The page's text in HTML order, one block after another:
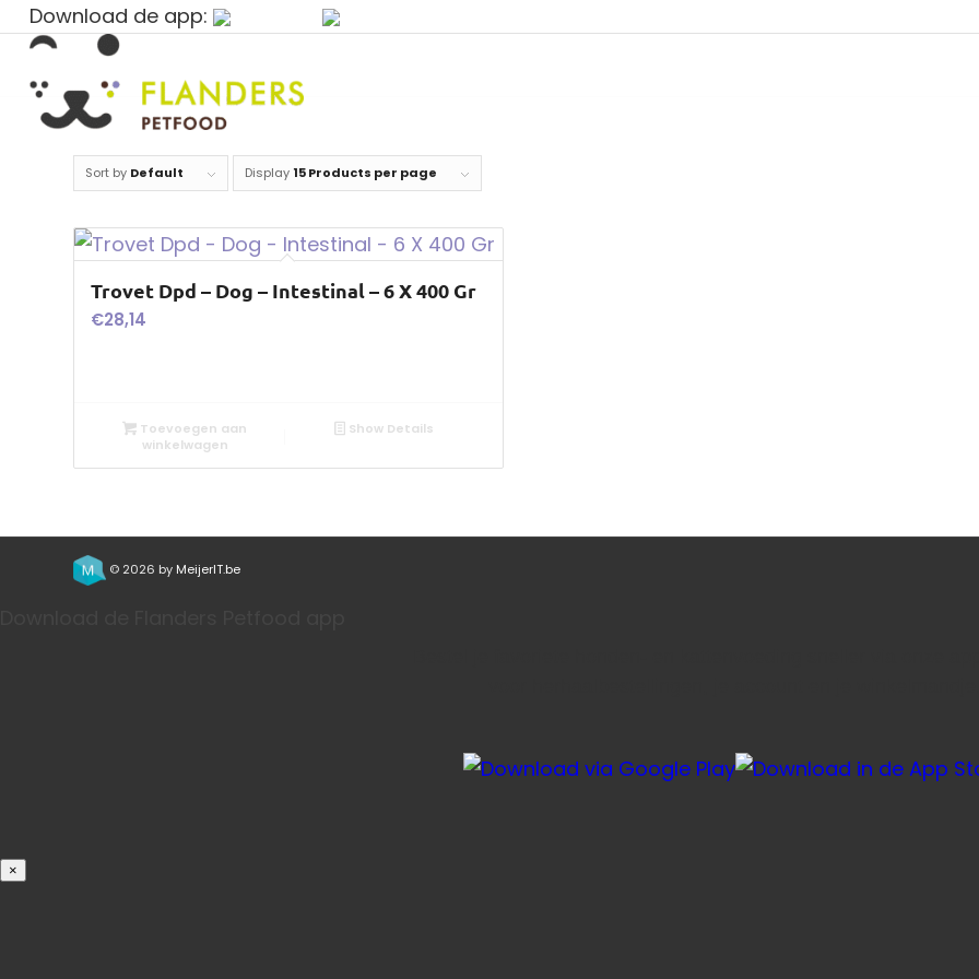
Download de app:
Sort by Default Display 15 Products per page
Trovet Dpd – Dog – Intestinal – 6 X 400 Gr
€28,14
Toevoegen aan
winkelwagen
Show Details
© 2026 by MeijerIT.be
×